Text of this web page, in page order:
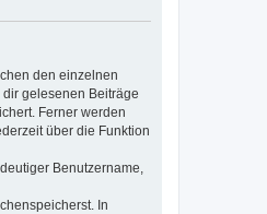
den einzelnen
gelesenen Beiträge
Ferner werden
über die Funktion
Benutzername,
In